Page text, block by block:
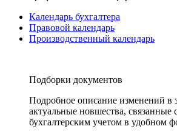
Календарь бухгалтера
Правовой календарь
Производственный календарь
Подборки документов
Подробное описание изменений в
актуальные новшества, связанные
бухгалтерским учетом в удобном